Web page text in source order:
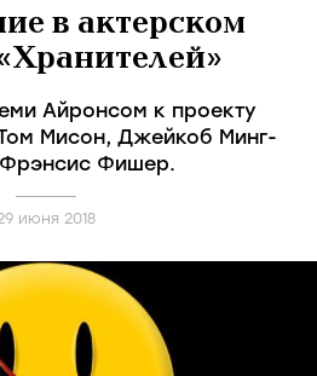
в актерском
Айронсом к проекту
Мисон, Джейкоб Минг-
Фрэнсис Фишер.
июня 2018